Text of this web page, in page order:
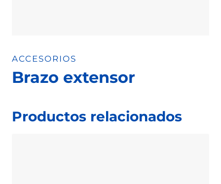
ACCESORIOS
Brazo extensor
Productos relacionados